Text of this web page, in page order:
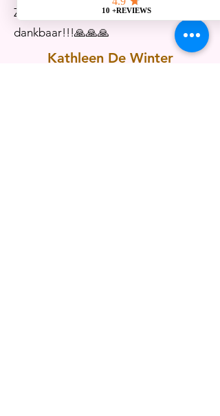
ZOOOOOOO ontzettend
dankbaar!!!🙏🙏🙏
Kathleen De Winter